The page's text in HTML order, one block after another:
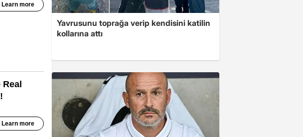
Yavrusunu toprağa verip kendisini katilin
kollarına attı